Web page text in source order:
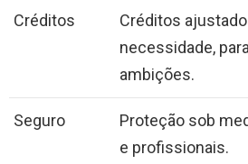
Créditos
Créditos
necessidade,
ambições.
Seguro
Proteção sob
e profissionais.